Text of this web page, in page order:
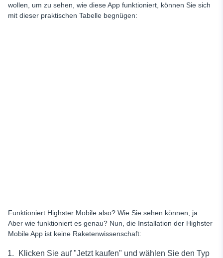
wollen, um zu sehen, wie diese App funktioniert, können Sie sich
mit dieser praktischen Tabelle begnügen:
Funktioniert Highster Mobile also? Wie Sie sehen können, ja.
Aber wie funktioniert es genau? Nun, die Installation der Highster
Mobile App ist keine Raketenwissenschaft:
Klicken Sie auf "Jetzt kaufen" und wählen Sie den Typ